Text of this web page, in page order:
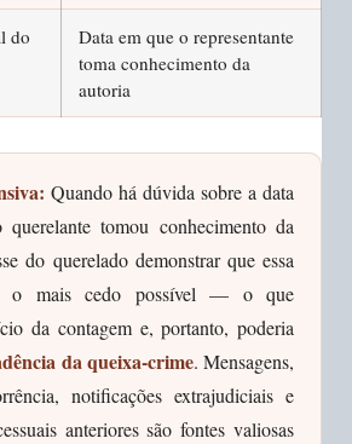
do
Data em que o representante
toma conhecimento da
autoria
Quando há dúvida sobre a data
tomou conhecimento da
do querelado demonstrar que essa
o mais cedo possível — o que
da contagem e, portanto, poderia
da queixa-crime. Mensagens,
notificações extrajudiciais e
anteriores são fontes valiosas